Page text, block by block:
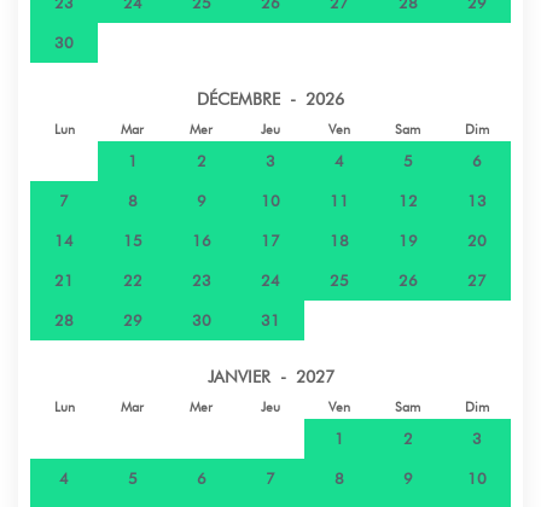
30
DÉCEMBRE - 2026
Lun Mar Mer Jeu Ven Sam Dim
1 2 3 4 5 6
7 8 9 10 11 12 13
14 15 16 17 18 19 20
21 22 23 24 25 26 27
28 29 30 31
JANVIER - 2027
Lun Mar Mer Jeu Ven Sam Dim
1 2 3
4 5 6 7 8 9 10